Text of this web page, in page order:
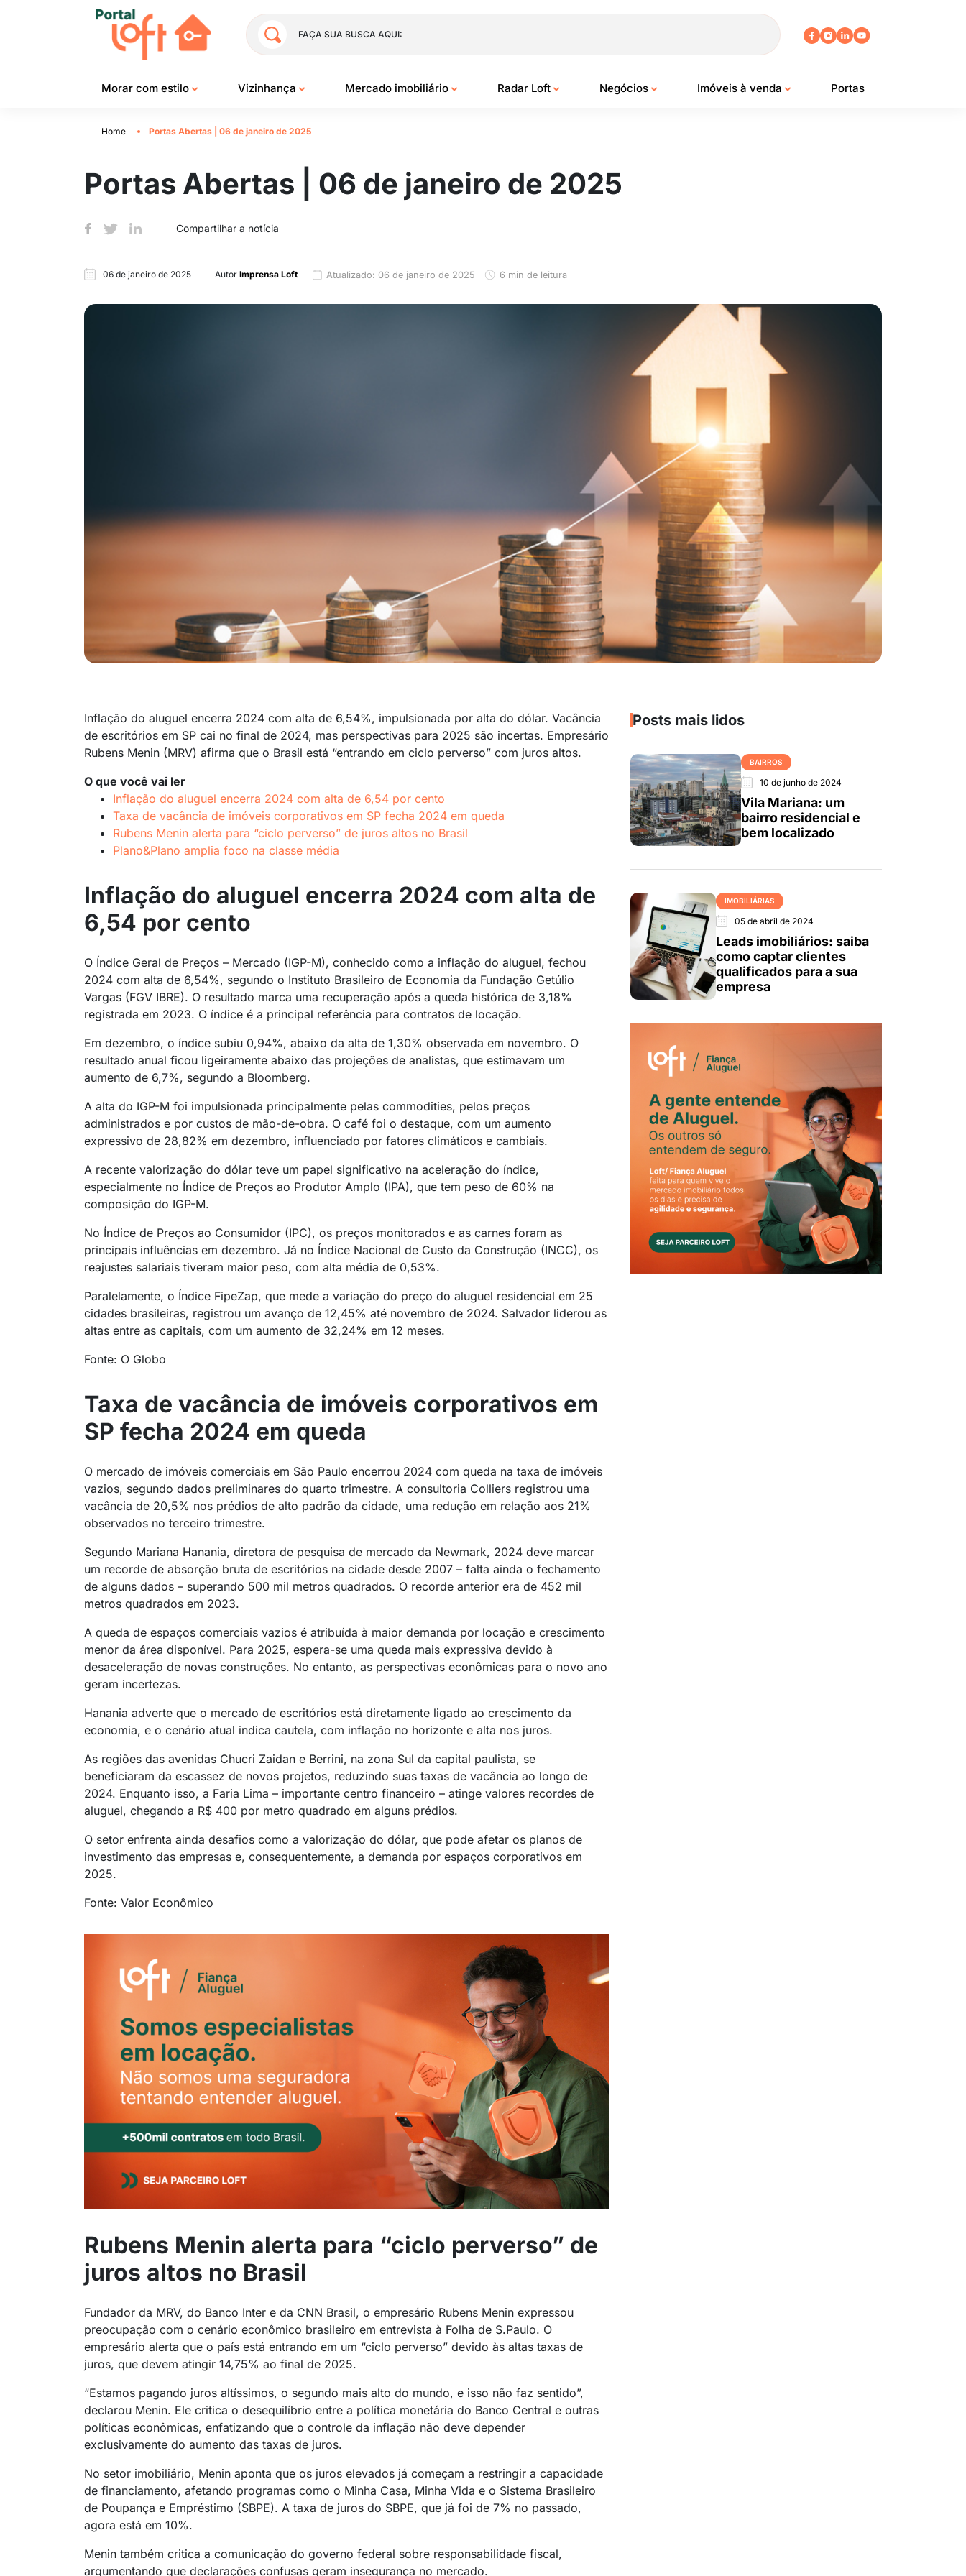
FAÇA SUA BUSCA AQUI:
Morar com estilo Vizinhança Mercado imobiliário Radar Loft Negócios Imóveis à venda Portas
Home Portas Abertas | 06 de janeiro de 2025
Portas Abertas | 06 de janeiro de 2025
Compartilhar a notícia
06 de janeiro de 2025 Autor Imprensa Loft Atualizado: 06 de janeiro de 2025 6 min de leitura
Inflação do aluguel encerra 2024 com alta de 6,54%, impulsionada por alta do dólar. Vacância
de escritórios em SP cai no final de 2024, mas perspectivas para 2025 são incertas. Empresário
Rubens Menin (MRV) afirma que o Brasil está “entrando em ciclo perverso” com juros altos.
O que você vai ler
Inflação do aluguel encerra 2024 com alta de 6,54 por cento
Taxa de vacância de imóveis corporativos em SP fecha 2024 em queda
Rubens Menin alerta para “ciclo perverso” de juros altos no Brasil
Plano&Plano amplia foco na classe média
Inflação do aluguel encerra 2024 com alta de
6,54 por cento
O Índice Geral de Preços – Mercado (IGP-M), conhecido como a inflação do aluguel, fechou
2024 com alta de 6,54%, segundo o Instituto Brasileiro de Economia da Fundação Getúlio
Vargas (FGV IBRE). O resultado marca uma recuperação após a queda histórica de 3,18%
registrada em 2023. O índice é a principal referência para contratos de locação.
Em dezembro, o índice subiu 0,94%, abaixo da alta de 1,30% observada em novembro. O
resultado anual ficou ligeiramente abaixo das projeções de analistas, que estimavam um
aumento de 6,7%, segundo a Bloomberg.
A alta do IGP-M foi impulsionada principalmente pelas commodities, pelos preços
administrados e por custos de mão-de-obra. O café foi o destaque, com um aumento
expressivo de 28,82% em dezembro, influenciado por fatores climáticos e cambiais.
A recente valorização do dólar teve um papel significativo na aceleração do índice,
especialmente no Índice de Preços ao Produtor Amplo (IPA), que tem peso de 60% na
composição do IGP-M.
No Índice de Preços ao Consumidor (IPC), os preços monitorados e as carnes foram as
principais influências em dezembro. Já no Índice Nacional de Custo da Construção (INCC), os
reajustes salariais tiveram maior peso, com alta média de 0,53%.
Paralelamente, o Índice FipeZap, que mede a variação do preço do aluguel residencial em 25
cidades brasileiras, registrou um avanço de 12,45% até novembro de 2024. Salvador liderou as
altas entre as capitais, com um aumento de 32,24% em 12 meses.
Fonte: O Globo
Taxa de vacância de imóveis corporativos em
SP fecha 2024 em queda
O mercado de imóveis comerciais em São Paulo encerrou 2024 com queda na taxa de imóveis
vazios, segundo dados preliminares do quarto trimestre. A consultoria Colliers registrou uma
vacância de 20,5% nos prédios de alto padrão da cidade, uma redução em relação aos 21%
observados no terceiro trimestre.
Segundo Mariana Hanania, diretora de pesquisa de mercado da Newmark, 2024 deve marcar
um recorde de absorção bruta de escritórios na cidade desde 2007 – falta ainda o fechamento
de alguns dados – superando 500 mil metros quadrados. O recorde anterior era de 452 mil
metros quadrados em 2023.
A queda de espaços comerciais vazios é atribuída à maior demanda por locação e crescimento
menor da área disponível. Para 2025, espera-se uma queda mais expressiva devido à
desaceleração de novas construções. No entanto, as perspectivas econômicas para o novo ano
geram incertezas.
Hanania adverte que o mercado de escritórios está diretamente ligado ao crescimento da
economia, e o cenário atual indica cautela, com inflação no horizonte e alta nos juros.
As regiões das avenidas Chucri Zaidan e Berrini, na zona Sul da capital paulista, se
beneficiaram da escassez de novos projetos, reduzindo suas taxas de vacância ao longo de
2024. Enquanto isso, a Faria Lima – importante centro financeiro – atinge valores recordes de
aluguel, chegando a R$ 400 por metro quadrado em alguns prédios.
O setor enfrenta ainda desafios como a valorização do dólar, que pode afetar os planos de
investimento das empresas e, consequentemente, a demanda por espaços corporativos em
2025.
Fonte: Valor Econômico
Rubens Menin alerta para “ciclo perverso” de
juros altos no Brasil
Fundador da MRV, do Banco Inter e da CNN Brasil, o empresário Rubens Menin expressou
preocupação com o cenário econômico brasileiro em entrevista à Folha de S.Paulo. O
empresário alerta que o país está entrando em um “ciclo perverso” devido às altas taxas de
juros, que devem atingir 14,75% ao final de 2025.
“Estamos pagando juros altíssimos, o segundo mais alto do mundo, e isso não faz sentido”,
declarou Menin. Ele critica o desequilíbrio entre a política monetária do Banco Central e outras
políticas econômicas, enfatizando que o controle da inflação não deve depender
exclusivamente do aumento das taxas de juros.
No setor imobiliário, Menin aponta que os juros elevados já começam a restringir a capacidade
de financiamento, afetando programas como o Minha Casa, Minha Vida e o Sistema Brasileiro
de Poupança e Empréstimo (SBPE). A taxa de juros do SBPE, que já foi de 7% no passado,
agora está em 10%.
Menin também critica a comunicação do governo federal sobre responsabilidade fiscal,
argumentando que declarações confusas geram insegurança no mercado.
Posts mais lidos
BAIRROS
10 de junho de 2024
Vila Mariana: um
bairro residencial e
bem localizado
IMOBILIÁRIAS
05 de abril de 2024
Leads imobiliários: saiba
como captar clientes
qualificados para a sua
empresa